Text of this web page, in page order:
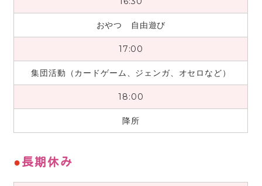
おやつ 自由遊び
17:00
集団活動（カードゲーム、ジェンガ、オセロなど）
18:00
降所
長期休み